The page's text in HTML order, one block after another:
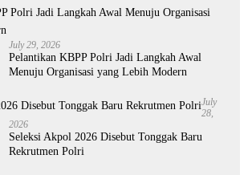
July 29, 2026
Pelantikan KBPP Polri Jadi Langkah Awal
Menuju Organisasi yang Lebih Modern
July
28,
2026
Seleksi Akpol 2026 Disebut Tonggak Baru
Rekrutmen Polri